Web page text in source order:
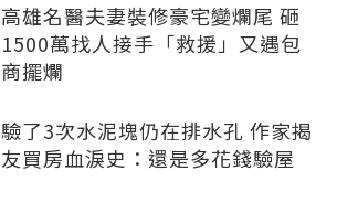
高雄名醫夫妻裝修豪宅變爛尾 砸
1500萬找人接手「救援」又遇包
商擺爛
驗了3次水泥塊仍在排水孔 作家揭
友買房血淚史：還是多花錢驗屋